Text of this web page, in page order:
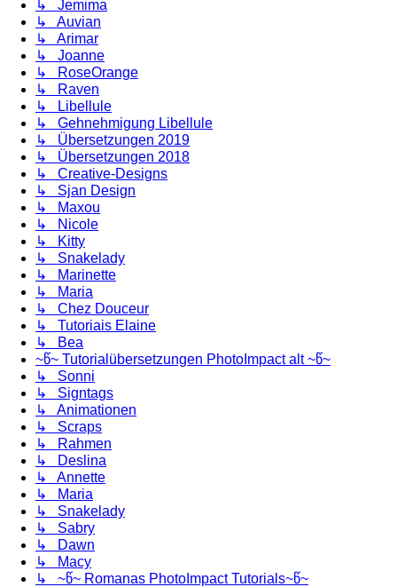
↳ Jemima
↳ Auvian
↳ Arimar
↳ Joanne
↳ RoseOrange
↳ Raven
↳ Libellule
↳ Gehnehmigung Libellule
↳ Übersetzungen 2019
↳ Übersetzungen 2018
↳ Creative-Designs
↳ Sjan Design
↳ Maxou
↳ Nicole
↳ Kitty
↳ Snakelady
↳ Marinette
↳ Maria
↳ Chez Douceur
↳ Tutoriais Elaine
↳ Bea
~წ~ Tutorialübersetzungen PhotoImpact alt ~წ~
↳ Sonni
↳ Signtags
↳ Animationen
↳ Scraps
↳ Rahmen
↳ Deslina
↳ Annette
↳ Maria
↳ Snakelady
↳ Sabry
↳ Dawn
↳ Macy
↳ ~წ~ Romanas PhotoImpact Tutorials~წ~